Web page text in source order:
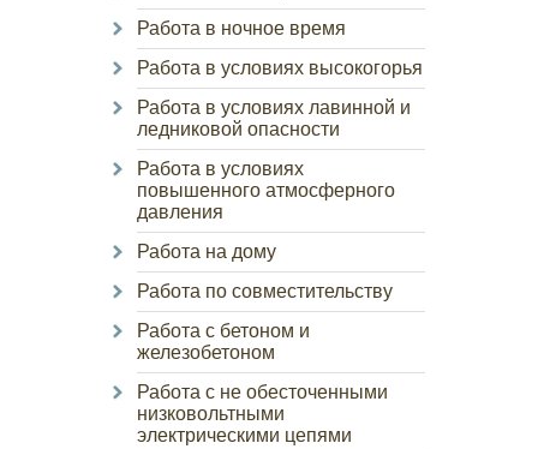
Работа в ночное время
Работа в условиях высокогорья
Работа в условиях лавинной и
ледниковой опасности
Работа в условиях
повышенного атмосферного
давления
Работа на дому
Работа по совместительству
Работа с бетоном и
железобетоном
Работа с не обесточенными
низковольтными
электрическими цепями